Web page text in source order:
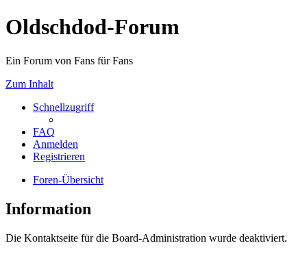
Oldschdod-Forum
Ein Forum von Fans für Fans
Zum Inhalt
Schnellzugriff
FAQ
Anmelden
Registrieren
Foren-Übersicht
Information
Die Kontaktseite für die Board-Administration wurde deaktiviert.